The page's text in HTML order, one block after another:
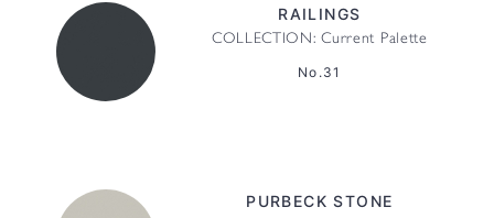
RAILINGS
COLLECTION: Current Palette
No.31
PURBECK STONE